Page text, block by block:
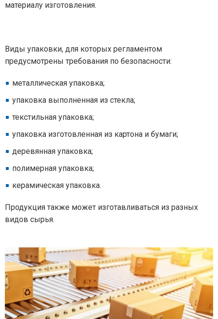
материалу изготовления.
Виды упаковки, для которых регламентом
предусмотрены требования по безопасности:
металлическая упаковка;
упаковка выполненная из стекла;
текстильная упаковка;
упаковка изготовленная из картона и бумаги;
деревянная упаковка;
полимерная упаковка;
керамическая упаковка.
Продукция также может изготавливаться из разных
видов сырья.